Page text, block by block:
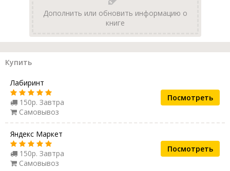
Дополнить или обновить информацию о
книге
Купить
Лабиринт
150р. Завтра
Самовывоз
Посмотреть
Яндекс Маркет
150р. Завтра
Самовывоз
Посмотреть